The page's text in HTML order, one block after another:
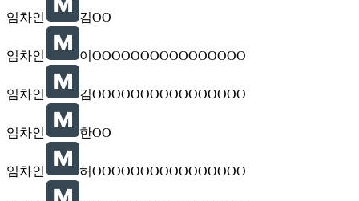
임차인 김OO
임차인 이OOOOOOOOOOOOOOOO
임차인 김OOOOOOOOOOOOOOOO
임차인 한OO
임차인 허OOOOOOOOOOOOOOOO